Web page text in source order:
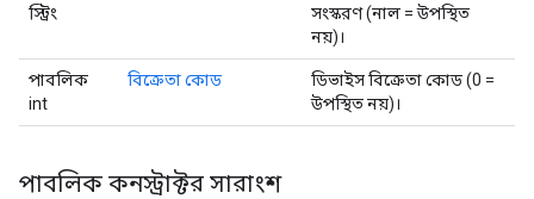
স্ট্রিং
সংস্করণ (নাল = উপস্থিত
নয়)।
পাবলিক
int
বিক্রেতা কোড
ডিভাইস বিক্রেতা কোড (0 =
উপস্থিত নয়)।
পাবলিক কনস্ট্রাক্টর সারাংশ